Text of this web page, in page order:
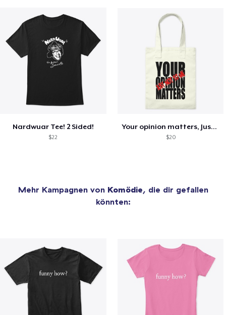
Nardwuar Tee! 2 Sided!
$22
Your opinion matters, Just not to me!
$20
Mehr Kampagnen von Komödie, die dir gefallen
könnten: